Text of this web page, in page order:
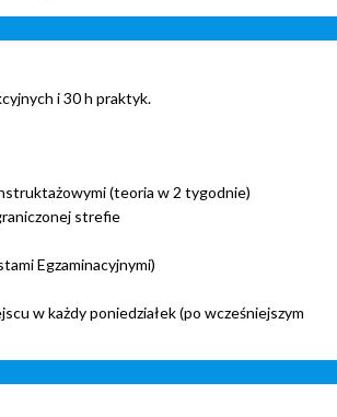
i 30 h praktyk.
(teoria w 2 tygodnie)
strefie
Egzaminacyjnymi)
w każdy poniedziałek (po wcześniejszym